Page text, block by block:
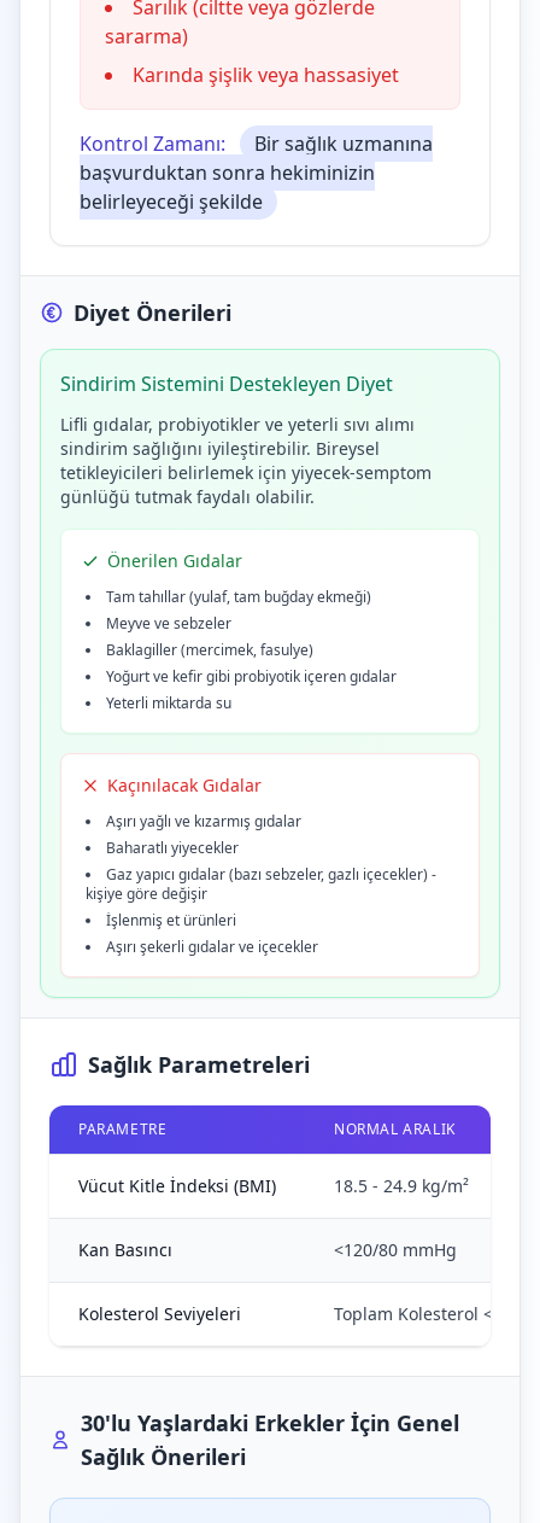
Sarılık (ciltte veya gözlerde
sararma)
Karında şişlik veya hassasiyet
Kontrol Zamanı:
Bir sağlık uzmanına
başvurduktan sonra hekiminizin
belirleyeceği şekilde
Diyet Önerileri
Sindirim Sistemini Destekleyen Diyet
Lifli gıdalar, probiyotikler ve yeterli sıvı alımı
sindirim sağlığını iyileştirebilir. Bireysel
tetikleyicileri belirlemek için yiyecek-semptom
günlüğü tutmak faydalı olabilir.
Önerilen Gıdalar
Tam tahıllar (yulaf, tam buğday ekmeği)
Meyve ve sebzeler
Baklagiller (mercimek, fasulye)
Yoğurt ve kefir gibi probiyotik içeren gıdalar
Yeterli miktarda su
Kaçınılacak Gıdalar
Aşırı yağlı ve kızarmış gıdalar
Baharatlı yiyecekler
Gaz yapıcı gıdalar (bazı sebzeler, gazlı içecekler) -
kişiye göre değişir
İşlenmiş et ürünleri
Aşırı şekerli gıdalar ve içecekler
Sağlık Parametreleri
PARAMETRE NORMAL ARALIK
Vücut Kitle İndeksi (BMI) 18.5 - 24.9 kg/m²
Kan Basıncı <120/80 mmHg
Kolesterol Seviyeleri Toplam Kolesterol <200
30'lu Yaşlardaki Erkekler İçin Genel
Sağlık Önerileri